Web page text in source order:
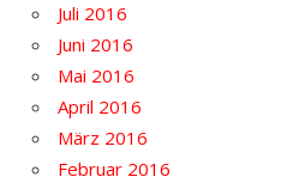
Juli 2016
Juni 2016
Mai 2016
April 2016
März 2016
Februar 2016